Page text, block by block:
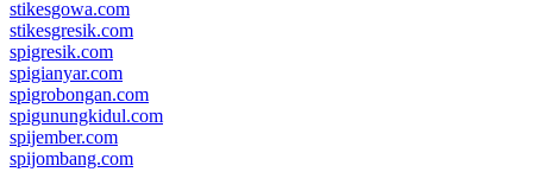
stikesgowa.com
stikesgresik.com
spigresik.com
spigianyar.com
spigrobongan.com
spigunungkidul.com
spijember.com
spijombang.com